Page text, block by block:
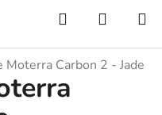
Hledat
KOŠÍK
Moterra Carbon 2 - Jade